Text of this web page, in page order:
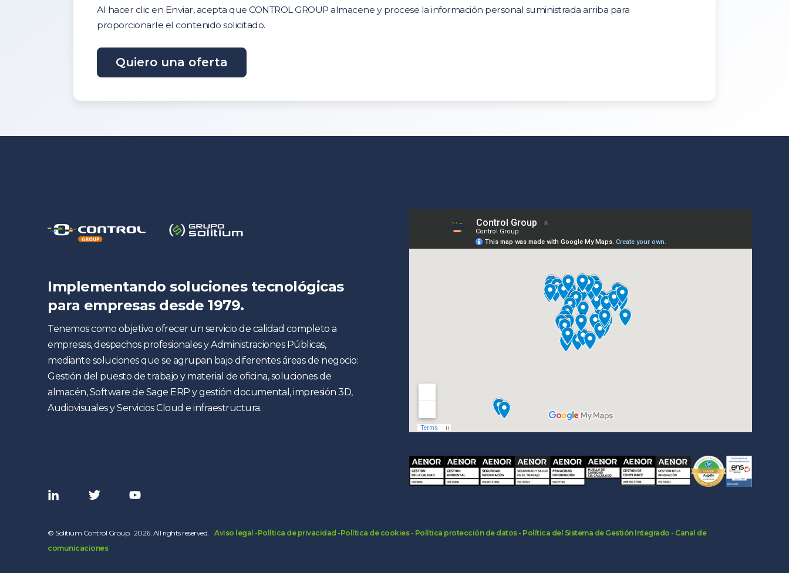
Al hacer clic en Enviar, acepta que CONTROL GROUP almacene y procese la información personal suministrada arriba para
proporcionarle el contenido solicitado.
Implementando soluciones tecnológicas
para empresas desde 1979.
Tenemos como objetivo ofrecer un servicio de calidad completo a
empresas, despachos profesionales y Administraciones Públicas,
mediante soluciones que se agrupan bajo diferentes áreas de negocio:
Gestión del puesto de trabajo y material de oficina, soluciones de
almacén, Software de Sage ERP y gestión documental, impresión 3D,
Audiovisuales y Servicios Cloud e infraestructura.
© Solitium Control Group, 2026. All rights reserved. Aviso legal -Política de privacidad -Política de cookies - Política protección de datos - Política del Sistema de Gestión Integrado - Canal de
comunicaciones